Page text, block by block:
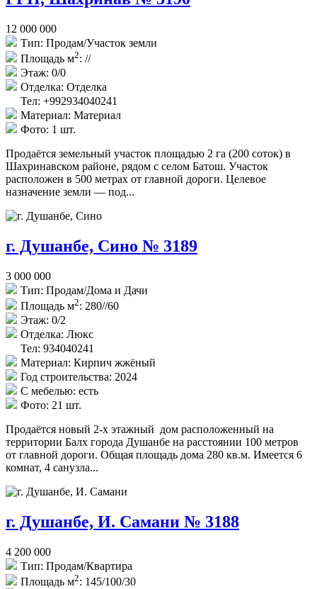
12 000 000
Тип: Продам/Участок земли
Площадь м2: //
Этаж: 0/0
Отделка: Отделка
Тел: +992934040241
Материал: Материал
Фото: 1 шт.
Продаётся земельный участок площадью 2 га (200 соток) в
Шахринавском районе, рядом с селом Батош. Участок
расположен в 500 метрах от главной дороги. Целевое
назначение земли — под...
г. Душанбе, Сино № 3189
3 000 000
Тип: Продам/Дома и Дачи
Площадь м2: 280//60
Этаж: 0/2
Отделка: Люкс
Тел: 934040241
Материал: Кирпич жжёный
Год строительства: 2024
С мебелью: есть
Фото: 21 шт.
Продаётся новый 2-х этажный дом расположенный на
территории Балх города Душанбе на расстоянии 100 метров
от главной дороги. Общая площадь дома 280 кв.м. Имеется 6
комнат, 4 санузла...
г. Душанбе, И. Самани № 3188
4 200 000
Тип: Продам/Квартира
Площадь м2: 145/100/30